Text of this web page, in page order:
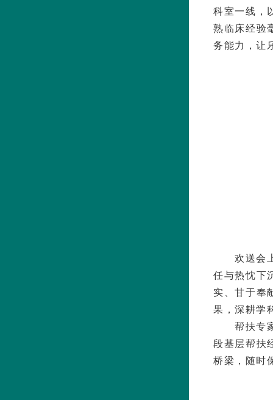
科室一线，
熟临床经验
务能力，让
欢送会
任与热忱下
实、甘于奉
果，深耕学
帮扶专
段基层帮扶
桥梁，随时